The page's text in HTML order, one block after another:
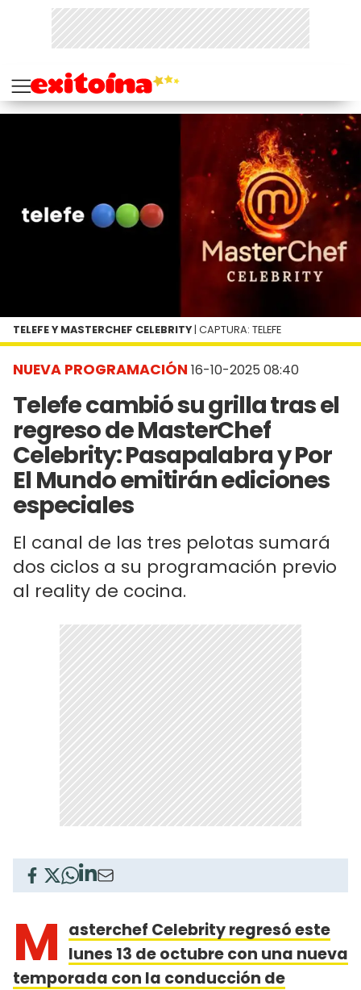
NUEVA PROGRAMACIÓN 16-10-2025 08:40
Telefe cambió su grilla tras el
regreso de MasterChef
Celebrity: Pasapalabra y Por
El Mundo emitirán ediciones
especiales
El canal de las tres pelotas sumará
dos ciclos a su programación previo
al reality de cocina.
TELEFE Y MASTERCHEF CELEBRITY| CAPTURA: TELEFE
M asterchef Celebrity regresó este
lunes 13 de octubre con una nueva
temporada con la conducción de